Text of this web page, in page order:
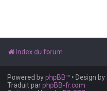
Index du forum
Powered byphpBB™ • Design by
Traduit parphpBB-fr.com